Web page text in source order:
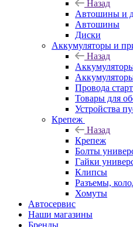
Назад
Автошины и
Автошины
Диски
Аккумуляторы и
Назад
Провода
Товары для
Устройства
Крепеж
Назад
Крепеж
Болты
Гайки
Клипсы
Разъемы,
Хомуты
Автосервис
Наши магазины
Бренды